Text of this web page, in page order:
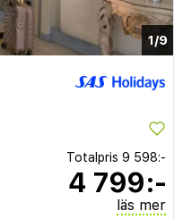
1/9
Totalpris 9 598:-
4 799:-
läs mer